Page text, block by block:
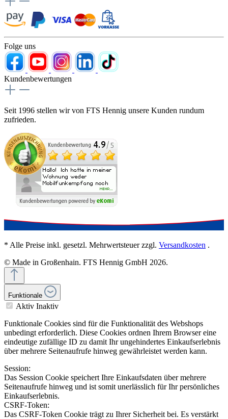
Folge uns
Kundenbewertungen
Seit 1996 stellen wir von FTS Hennig unsere Kunden rundum
zufrieden.
* Alle Preise inkl. gesetzl. Mehrwertsteuer zzgl. Versandkosten .
© Made in Großenhain. FTS Hennig GmbH 2026.
Funktionale
Aktiv Inaktiv
Funktionale Cookies sind für die Funktionalität des Webshops
unbedingt erforderlich. Diese Cookies ordnen Ihrem Browser eine
eindeutige zufällige ID zu damit Ihr ungehindertes Einkaufserlebnis
über mehrere Seitenaufrufe hinweg gewährleistet werden kann.
Session:
Das Session Cookie speichert Ihre Einkaufsdaten über mehrere
Seitenaufrufe hinweg und ist somit unerlässlich für Ihr persönliches
Einkaufserlebnis.
CSRF-Token:
Das CSRF-Token Cookie trägt zu Ihrer Sicherheit bei. Es verstärkt